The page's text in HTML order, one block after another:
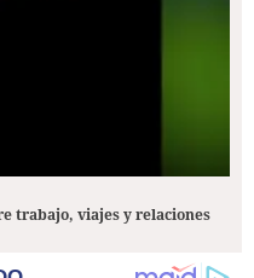
trabajo, viajes y relaciones